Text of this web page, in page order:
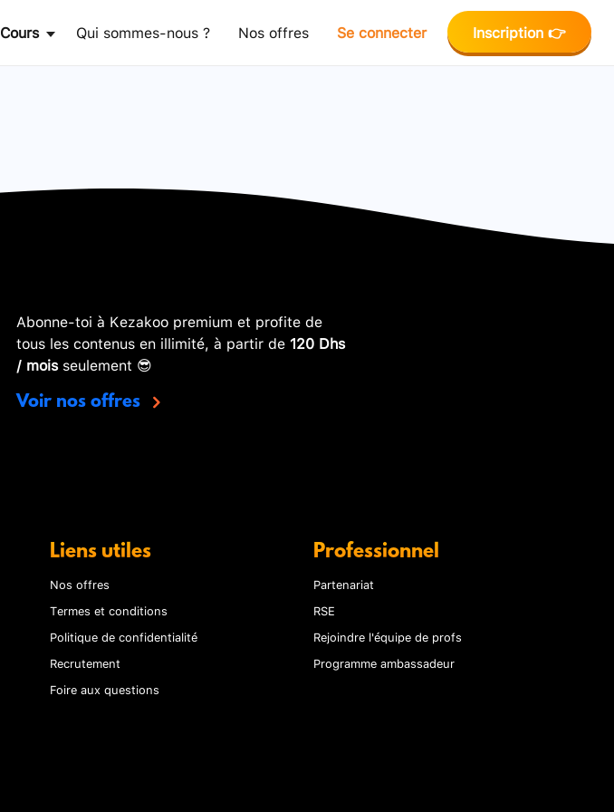
Cours Qui sommes-nous ? Nos offres Se connecter Inscription 👉
Abonne-toi à Kezakoo premium et profite de
tous les contenus en illimité, à partir de 120 Dhs
/ moisseulement 😎
Voir nos offres
Liens utiles
Nos offres
Termes et conditions
Politique de confidentialité
Recrutement
Foire aux questions
Professionnel
Partenariat
RSE
Rejoindre l'équipe de profs
Programme ambassadeur